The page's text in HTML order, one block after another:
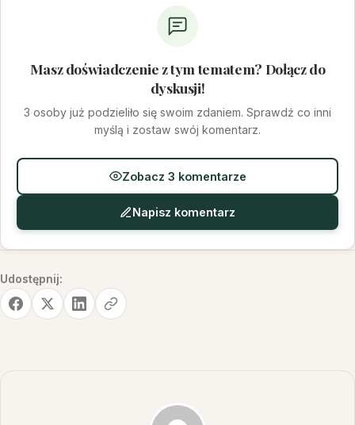
Masz doświadczenie z tym tematem? Dołącz do
dyskusji!
3 osoby już podzieliło się swoim zdaniem. Sprawdź co inni
myślą i zostaw swój komentarz.
Zobacz 3 komentarze
Napisz komentarz
Udostępnij: